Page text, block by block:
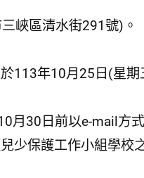
峽區清水街291號)。
113年10月25日(星
月30日前以e-mail方
少保護工作小組學校